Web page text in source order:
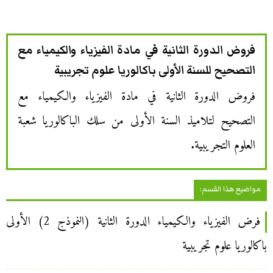
فروض الدورة الثانية في مادة الفيزياء والكيمياء مع
التصحيح للسنة الأولى باكالوريا علوم تجريبية
فروض الدورة الثانية في مادة الفيزياء والكيمياء مع
التصحيح لتلاميذ السنة الأولى من سلك الباكالوريا شعبة
العلوم التجريبية.
مواضيع هذا القسم:
فرض الفيزياء والكيمياء الدورة الثانية (النموذج 2) الأولى
باكالوريا علوم تجريبية